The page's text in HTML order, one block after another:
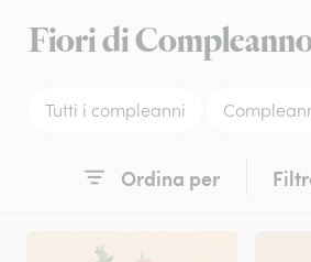
Fiori di
Tutti i compleanni
Ordina per